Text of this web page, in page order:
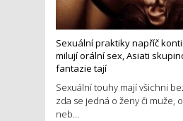
Sexuální praktiky napříč
milují orální sex, Asiati
fantazie tají
Sexuální touhy mají všichni
zda se jedná o ženy či muže,
neb...